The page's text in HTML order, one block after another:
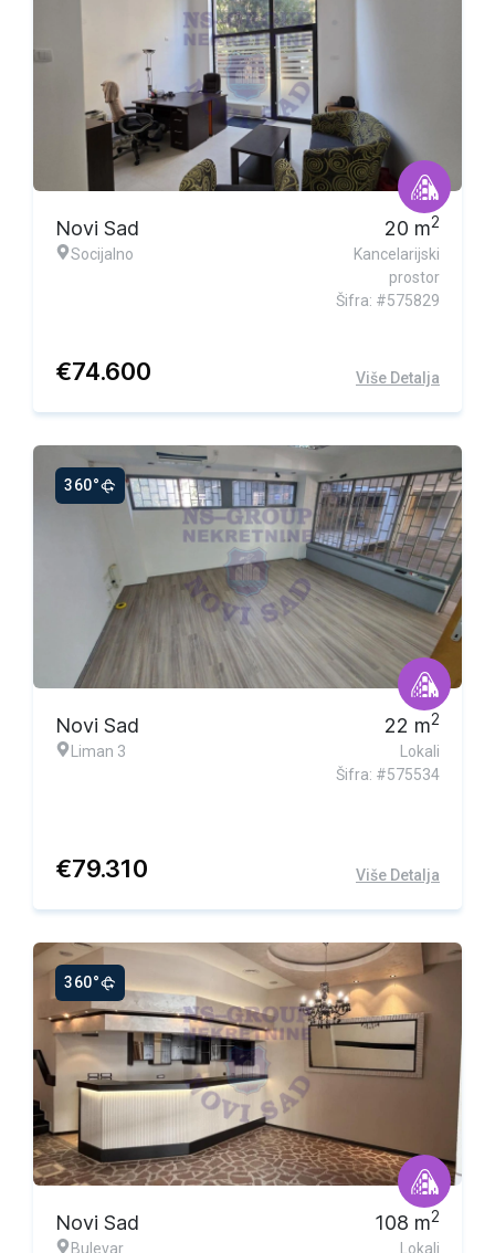
Ekskluzivna ponuda
Novi Sad
Socijalno
20 m2
Kancelarijski
prostor
Šifra: #575829
€74.600 Više Detalja
360°
Novi Sad
Liman 3
22 m2
Lokali
Šifra: #575534
€79.310 Više Detalja
360°
Novi Sad
Bulevar
108 m2
Lokali